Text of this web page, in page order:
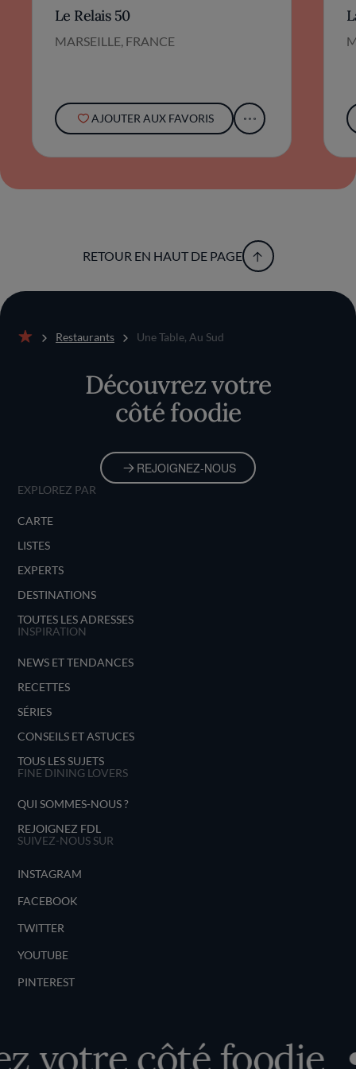
Le Relais 50
MARSEILLE, FRANCE
AJOUTER AUX FAVORIS
RETOUR EN HAUT DE PAGE
Restaurants Une Table, Au Sud
Découvrez votre
côté foodie
REJOIGNEZ-NOUS
EXPLOREZ PAR
CARTE
LISTES
EXPERTS
DESTINATIONS
TOUTES LES ADRESSES
INSPIRATION
NEWS ET TENDANCES
RECETTES
SÉRIES
CONSEILS ET ASTUCES
TOUS LES SUJETS
FINE DINING LOVERS
QUI SOMMES-NOUS ?
REJOIGNEZ FDL
SUIVEZ-NOUS SUR
INSTAGRAM
FACEBOOK
TWITTER
YOUTUBE
PINTEREST
votre côté foodie